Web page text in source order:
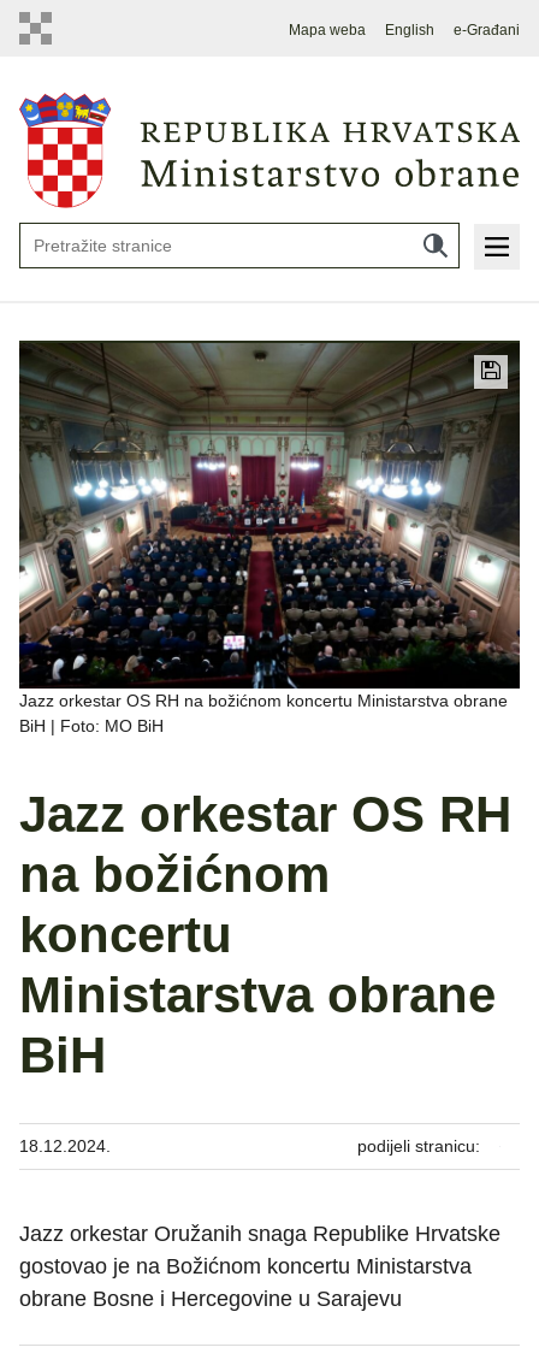
Mapa weba English e-Građani
Jazz orkestar OS RH na božićnom koncertu Ministarstva obrane
BiH | Foto: MO BiH
Jazz orkestar OS RH
na božićnom
koncertu
Ministarstva obrane
BiH
18.12.2024. podijeli stranicu:
Jazz orkestar Oružanih snaga Republike Hrvatske
gostovao je na Božićnom koncertu Ministarstva
obrane Bosne i Hercegovine u Sarajevu